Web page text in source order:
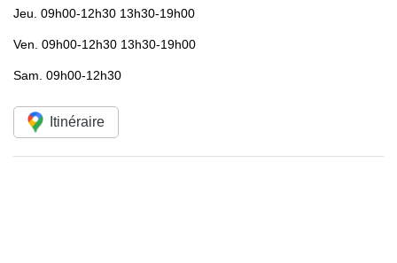
Jeu. 09h00-12h30 13h30-19h00
Ven. 09h00-12h30 13h30-19h00
Sam. 09h00-12h30
Itinéraire